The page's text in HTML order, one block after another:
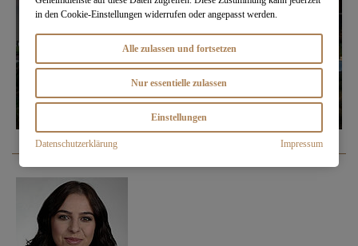
in den Cookie-Einstellungen widerrufen oder angepasst werden.
Alle zulassen und fortsetzen
Nur essentielle zulassen
Einstellungen
Datenschutzerklärung Impressum